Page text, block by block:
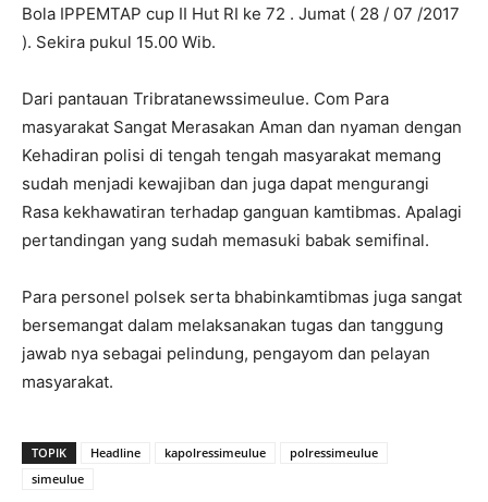
Bola IPPEMTAP cup II Hut RI ke 72 . Jumat ( 28 / 07 /2017
). Sekira pukul 15.00 Wib.
Dari pantauan Tribratanewssimeulue. Com Para
masyarakat Sangat Merasakan Aman dan nyaman dengan
Kehadiran polisi di tengah tengah masyarakat memang
sudah menjadi kewajiban dan juga dapat mengurangi
Rasa kekhawatiran terhadap ganguan kamtibmas. Apalagi
pertandingan yang sudah memasuki babak semifinal.
Para personel polsek serta bhabinkamtibmas juga sangat
bersemangat dalam melaksanakan tugas dan tanggung
jawab nya sebagai pelindung, pengayom dan pelayan
masyarakat.
TOPIK Headline kapolressimeulue
polressimeulue
simeulue